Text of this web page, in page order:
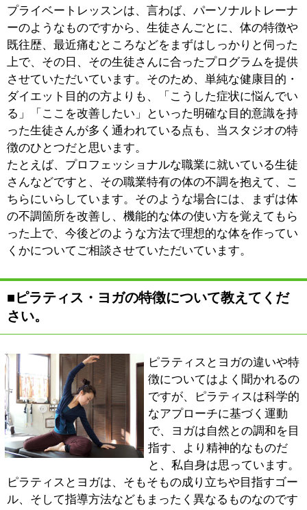
で、実際に当スタジオにも男性の生徒さんも通われてい
ます。大規模なフィットネスクラブのピラティス・ヨガ
教室では、周囲の目が気になるということもあるでしょ
うし、性差から運動感覚や強度について疑問に感じたこ
とがあってもなかなか聞けないこともありますよね。
『文三』では修練を目的としたアスリートレベルのプロ
グラムなども提供させていただいています。
一口に「ピラティス」「ヨガ」といっても、いろいろな
タイプのものがありますので、一度体験して、是非とも
自分の心と体で、その魅力を感じていただければと思い
ます。
■この仕事のやりがいは、どこにありますか？
生徒さんが心身ともに健康になる、そのお手伝いができ
ることです。
体を動かすことはとても楽しいことですし、それによっ
て、生きている喜びを強く実感できます。また、体が健
康になることで、心に余裕が生まれ、感受性が豊かにな
るといったこともあると思います。ピラティスやヨガを
通じて、体が健康になるのはもちろんのこと、そのよう
いですね。
あとは、生徒さんの中には、フィットネスクラブに勤め
ていた頃からの長いお付き合いの方や、わざわざ千葉県
から通われている方などもいらっしゃいます。そうした
方たちというのは、単にピラティスやヨガを習いたいと
て）を慕って通ってくださっていると思いますので、そ
ういう意味では、指導者冥利につきます。
■最後に、地域の皆様にメッセージをお願いし
ます。
大規模なスタジオにはない、落ち着いた雰囲気が特徴の
スタジオになっていますので、友人宅を訪れる感覚でご
利用いただければと思います。プライベートレッスンで
あれば、周りの目を気にすることなく集中してピラティ
スやヨガに取り組むことができますし、また、悩みやわ
からないことなどがあれば、気兼ねなく相談していただ